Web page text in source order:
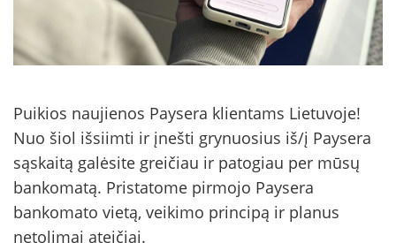
Puikios naujienos Paysera klientams Lietuvoje!
Nuo šiol išsiimti ir įnešti grynuosius iš/į Paysera
sąskaitą galėsite greičiau ir patogiau per mūsų
bankomatą. Pristatome pirmojo Paysera
bankomato vietą, veikimo principą ir planus
netolimai ateičiai.